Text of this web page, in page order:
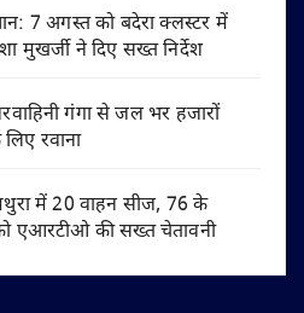
7 अगस्त को बदेरा क्लस्टर में
मुखर्जी ने दिए सख्त निर्देश
गंगा से जल भर हजारों
रवाना
में 20 वाहन सीज, 76 के
एआरटीओ की सख्त चेतावनी